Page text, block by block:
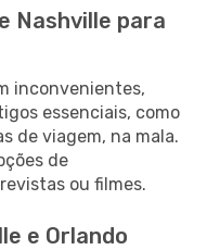
Nashville para
inconvenientes,
essenciais, como
de viagem, na mala.
de
ou filmes.
e Orlando